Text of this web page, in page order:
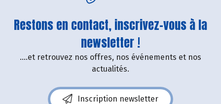
Restons en contact, inscrivez-vous à la
newsletter !
....et retrouvez nos offres, nos événements et nos
actualités.
Inscription newsletter